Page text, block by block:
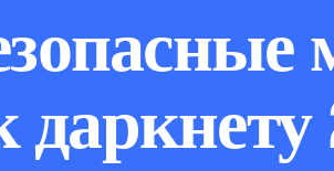
Overseas Recruitment